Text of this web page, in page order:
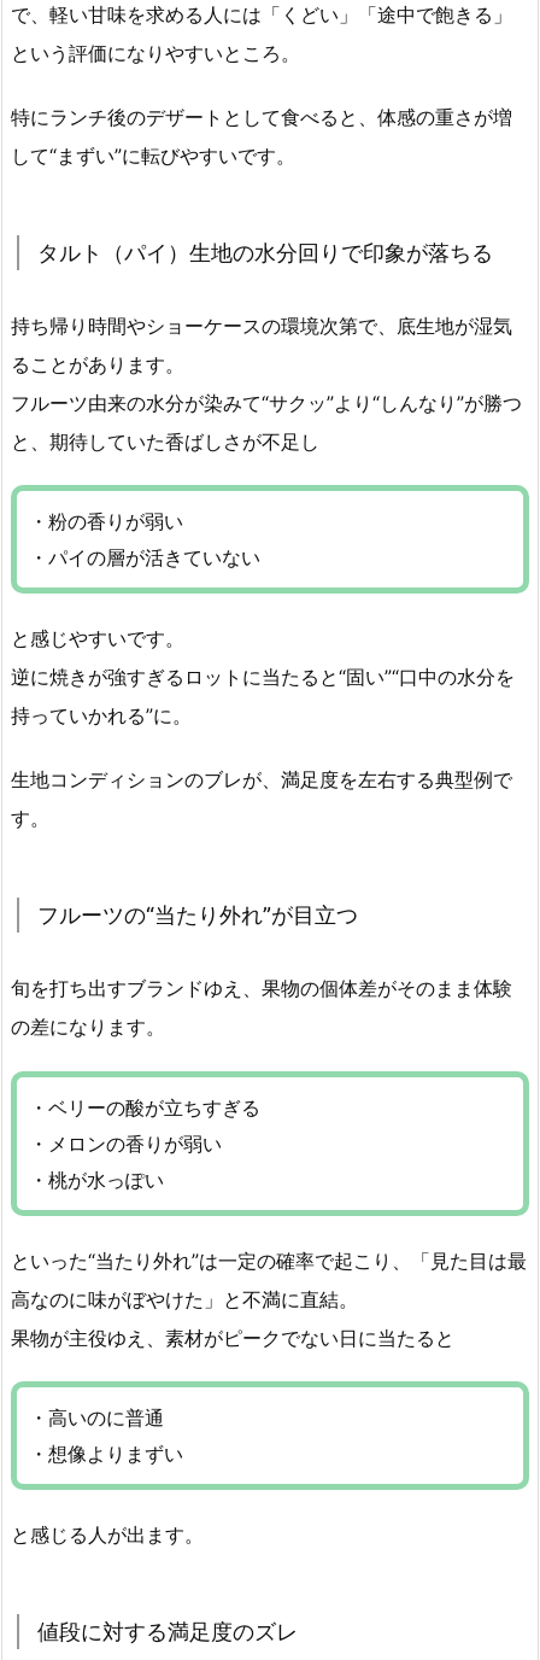
で、軽い甘味を求める人には「くどい」「途中で飽きる」
という評価になりやすいところ。
特にランチ後のデザートとして食べると、体感の重さが増
して“まずい”に転びやすいです。
タルト（パイ）生地の水分回りで印象が落ちる
持ち帰り時間やショーケースの環境次第で、底生地が湿気
ることがあります。
フルーツ由来の水分が染みて“サクッ”より“しんなり”が勝つ
と、期待していた香ばしさが不足し
・粉の香りが弱い
・パイの層が活きていない
と感じやすいです。
逆に焼きが強すぎるロットに当たると“固い”“口中の水分を
持っていかれる”に。
生地コンディションのブレが、満足度を左右する典型例で
す。
フルーツの“当たり外れ”が目立つ
旬を打ち出すブランドゆえ、果物の個体差がそのまま体験
の差になります。
・ベリーの酸が立ちすぎる
・メロンの香りが弱い
・桃が水っぽい
といった“当たり外れ”は一定の確率で起こり、「見た目は最
高なのに味がぼやけた」と不満に直結。
果物が主役ゆえ、素材がピークでない日に当たると
・高いのに普通
・想像よりまずい
と感じる人が出ます。
値段に対する満足度のズレ